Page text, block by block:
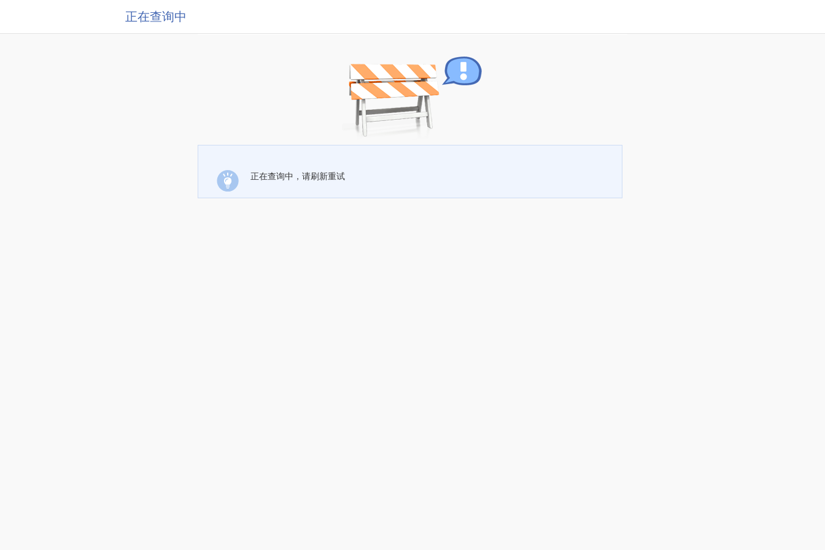
正在查询中
正在查询中，请刷新重试